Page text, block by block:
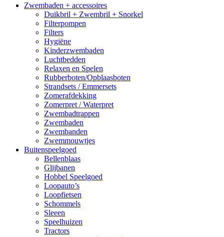
Zwembaden + accessoires
Duikbril + Zwembril + Snorkel
Filterpompen
Filters
Hygiëne
Kinderzwembaden
Luchtbedden
Relaxen en Spelen
Rubberboten/Opblaasboten
Strandsets / Emmersets
Zomerafdekking
Zomerpret / Waterpret
Zwembadtrappen
Zwembaden
Zwembanden
Zwemmouwtjes
Buitenspeelgoed
Bellenblaas
Glijbanen
Hobbel Speelgoed
Loopauto’s
Loopfietsen
Schommels
Sleeen
Speelhuizen
Tractors